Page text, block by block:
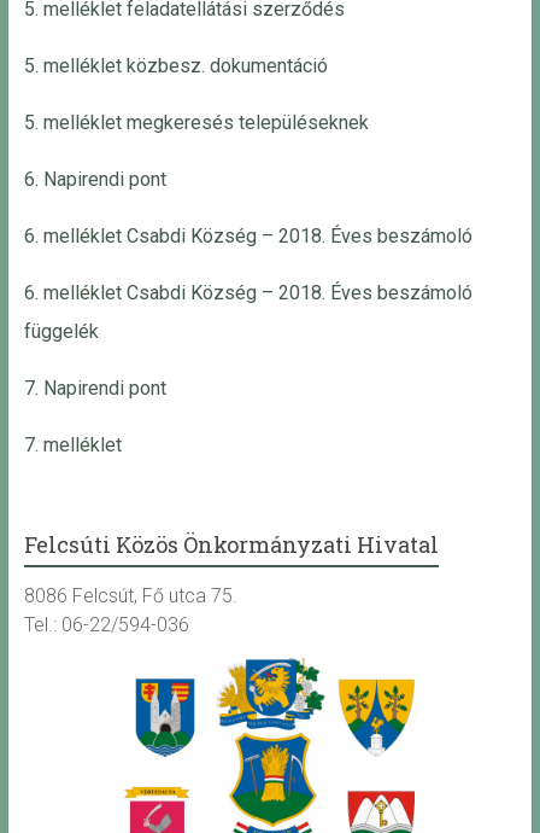
5. melléklet feladatellátási szerződés
5. melléklet közbesz. dokumentáció
5. melléklet megkeresés településeknek
6. Napirendi pont
6. melléklet Csabdi Község – 2018. Éves beszámoló
6. melléklet Csabdi Község – 2018. Éves beszámoló
függelék
7. Napirendi pont
7. melléklet
Felcsúti Közös Önkormányzati Hivatal
8086 Felcsút, Fő utca 75.
Tel.: 06-22/594-036